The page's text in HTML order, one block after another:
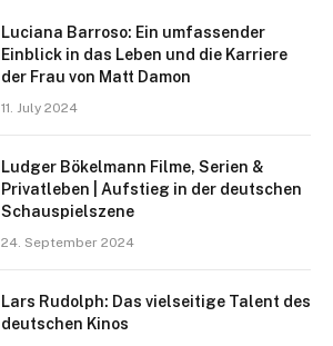
Luciana Barroso: Ein umfassender
Einblick in das Leben und die Karriere
der Frau von Matt Damon
11. July 2024
Ludger Bökelmann Filme, Serien &
Privatleben | Aufstieg in der deutschen
Schauspielszene
24. September 2024
Lars Rudolph: Das vielseitige Talent des
deutschen Kinos